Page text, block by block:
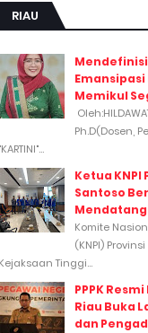
RIAU
Memikul
Ph.D(Dosen,
"KARTINI"...
Ketua KNPI
Santoso
Komite
(KNPI)
Kejaksaan Tinggi...
PPPK
Riau Buka
dan